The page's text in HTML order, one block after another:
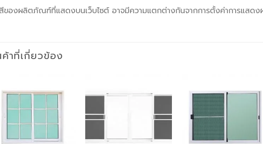
ของผลิตภัณฑ์ที่แสดงบนเว็บไซต์ อาจมีความแตกต่างกันจากการตั้งค่าการแสดง
าที่เกี่ยวข้อง